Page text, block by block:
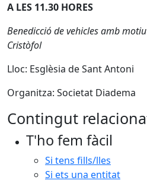
A LES 11.30 HORES
Benedicció de vehicles amb
Cristòfol
Lloc: Esglèsia de Sant Antoni
Organitza: Societat Diadema
Contingut
T'ho fem fàcil
Si tens fills/lles
Si ets una entitat